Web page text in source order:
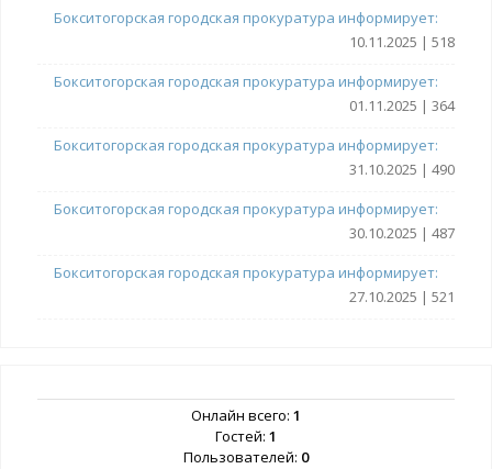
Бокситогорская городская прокуратура информирует:
10.11.2025 | 518
Бокситогорская городская прокуратура информирует:
01.11.2025 | 364
Бокситогорская городская прокуратура информирует:
31.10.2025 | 490
Бокситогорская городская прокуратура информирует:
30.10.2025 | 487
Бокситогорская городская прокуратура информирует:
27.10.2025 | 521
Онлайн всего: 1
Гостей: 1
Пользователей: 0